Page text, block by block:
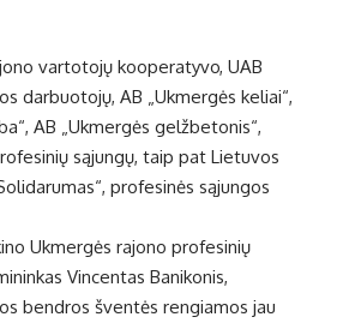
vartotojų kooperatyvo, UAB
darbuotojų, AB „Ukmergės keliai“,
AB „Ukmergės gelžbetonis“,
sąjungų, taip pat Lietuvos
profesinės sąjungos
Ukmergės rajono profesinių
Vincentas Banikonis,
bendros šventės rengiamos jau